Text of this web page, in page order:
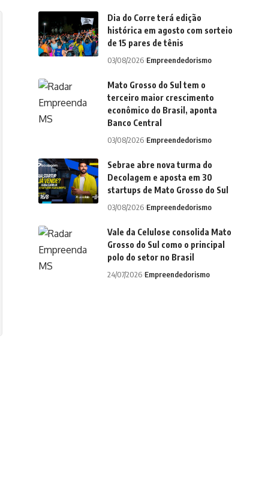
Dia do Corre terá edição
histórica em agosto com sorteio
de 15 pares de tênis
03/08/2026 Empreendedorismo
Mato Grosso do Sul tem o
terceiro maior crescimento
econômico do Brasil, aponta
Banco Central
03/08/2026 Empreendedorismo
Sebrae abre nova turma do
Decolagem e aposta em 30
startups de Mato Grosso do Sul
03/08/2026 Empreendedorismo
Vale da Celulose consolida Mato
Grosso do Sul como o principal
polo do setor no Brasil
24/07/2026 Empreendedorismo